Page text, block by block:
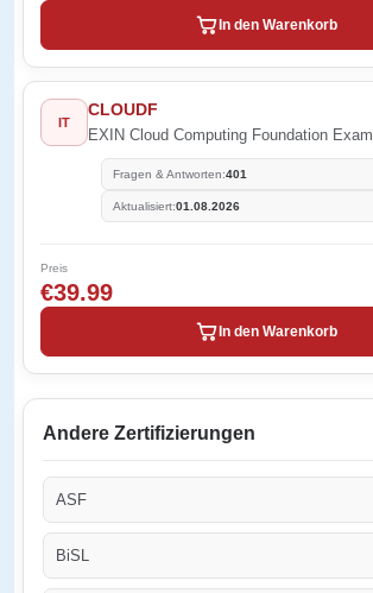
In den Warenkorb
IT
CLOUDF
EXIN Cloud Computing Foundation Exam
Fragen & Antworten:401
Aktualisiert:01.08.2026
Preis
€39.99
In den Warenkorb
Andere Zertifizierungen
ASF
BiSL